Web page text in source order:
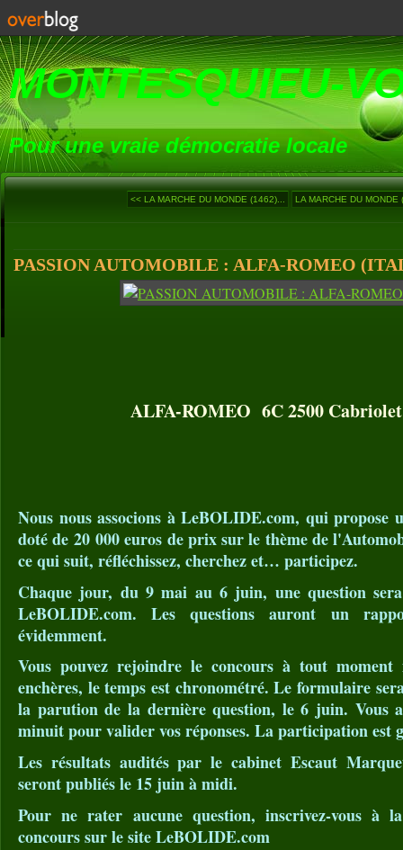
MONTESQUIEU-
Pour une vraie démocratie locale
<< LA MARCHE DU MONDE (1462)... LA MARCHE DU MONDE
PASSION AUTOMOBILE : ALFA-ROMEO
ALFA-ROMEO 6C 2500
Nous nous associons à LeBOLIDE.com, qui propose
doté de 20 000 euros de prix sur le thème de
ce qui suit, réfléchissez, cherchez et… participez.
Chaque jour, du 9 mai au 6 juin, une question
LeBOLIDE.com. Les questions auront un
évidemment.
Vous pouvez rejoindre le concours à tout moment
enchères, le temps est chronométré. Le formulaire
la parution de la dernière question, le 6 juin. Vous
minuit pour valider vos réponses. La participation est
Les résultats audités par le cabinet Escaut
seront publiés le 15 juin à midi.
Pour ne rater aucune question, inscrivez-vous à
concours sur le site LeBOLIDE.com